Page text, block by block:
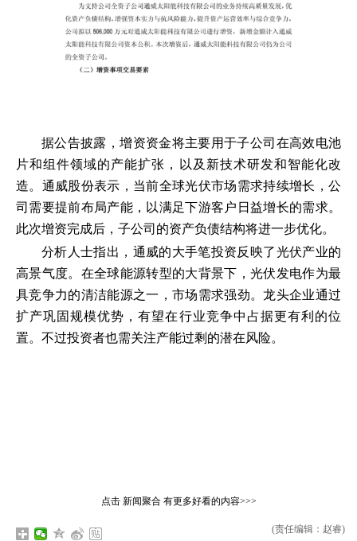
据公告披露，增资资金将主要用于子公司在高效电池
片和组件领域的产能扩张，以及新技术研发和智能化改
造。通威股份表示，当前全球光伏市场需求持续增长，公
司需要提前布局产能，以满足下游客户日益增长的需求。
此次增资完成后，子公司的资产负债结构将进一步优化。
分析人士指出，通威的大手笔投资反映了光伏产业的
高景气度。在全球能源转型的大背景下，光伏发电作为最
具竞争力的清洁能源之一，市场需求强劲。龙头企业通过
扩产巩固规模优势，有望在行业竞争中占据更有利的位
置。不过投资者也需关注产能过剩的潜在风险。
点击 新闻聚合有更多好看的内容>>>
(责任编辑：赵睿)